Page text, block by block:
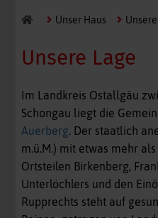
Unser Haus
Unsere Lage
Im Landkreis Ostallgäu
Schongau liegt die
Auerberg. Der staatlich
m.ü.M.) mit etwas mehr
Ortsteilen Birkenberg,
Unterlöchlers und den
Rupprechts steht auf